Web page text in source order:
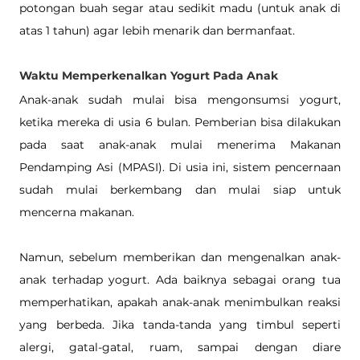
potongan buah segar atau sedikit madu (untuk anak di
atas 1 tahun) agar lebih menarik dan bermanfaat.
Waktu Memperkenalkan Yogurt Pada Anak
Anak-anak sudah mulai bisa mengonsumsi yogurt,
ketika mereka di usia 6 bulan. Pemberian bisa dilakukan
pada saat anak-anak mulai menerima Makanan
Pendamping Asi (MPASI). Di usia ini, sistem pencernaan
sudah mulai berkembang dan mulai siap untuk
mencerna makanan.
Namun, sebelum memberikan dan mengenalkan anak-
anak terhadap yogurt. Ada baiknya sebagai orang tua
memperhatikan, apakah anak-anak menimbulkan reaksi
yang berbeda. Jika tanda-tanda yang timbul seperti
alergi, gatal-gatal, ruam, sampai dengan diare